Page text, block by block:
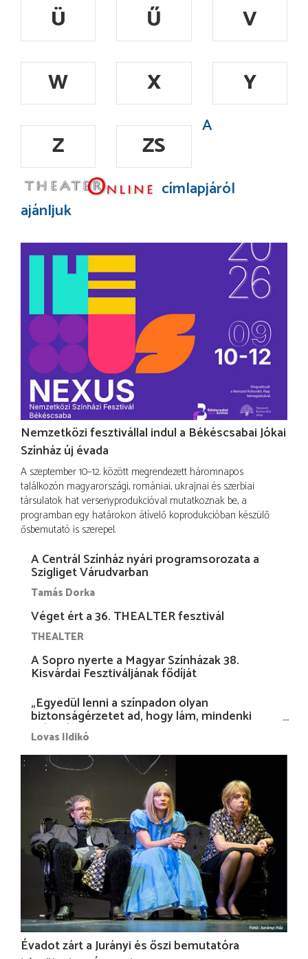
Ü
Ű
V
W
X
Y
Z
ZS
A
címlapjáról
ajánljuk
Nemzetközi fesztivállal indul a Békéscsabai Jókai
Színház új évada
A szeptember 10–12. között megrendezett háromnapos
találkozón magyarországi, romániai, ukrajnai és szerbiai
társulatok hat versenyprodukcióval mutatkoznak be, a
programban egy határokon átívelő koprodukcióban készülő
ősbemutató is szerepel.
A Centrál Színház nyári programsorozata a
Szigliget Várudvarban
Tamás Dorka
Véget ért a 36. THEALTER fesztivál
THEALTER
A Sopro nyerte a Magyar Színházak 38.
Kisvárdai Fesztiváljának fődíját
„Egyedül lenni a színpadon olyan
biztonságérzetet ad, hogy lám, mindenki
más nélkül is megvagyok magammal…”
Lovas Ildikó
Évadot zárt a Jurányi és őszi bemutatóra